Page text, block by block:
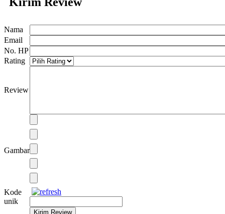
Nama
Email
No. HP
Rating
Review
Gambar
Kode
unik